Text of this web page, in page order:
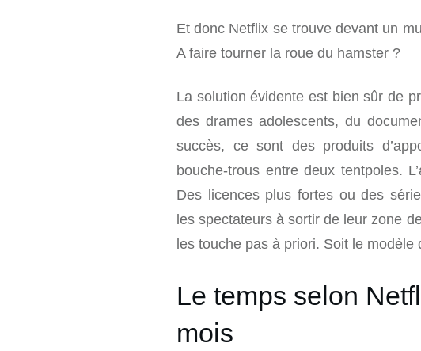
Et donc Netflix se trouve devant un
A faire tourner la roue du hamster ?
La solution évidente est bien sûr de
des drames adolescents, du
succès, ce sont des produits
bouche-trous entre deux tentpoles.
Des licences plus fortes ou des
les spectateurs à sortir de leur zone
les touche pas à priori. Soit le modèle
Le temps selon
mois